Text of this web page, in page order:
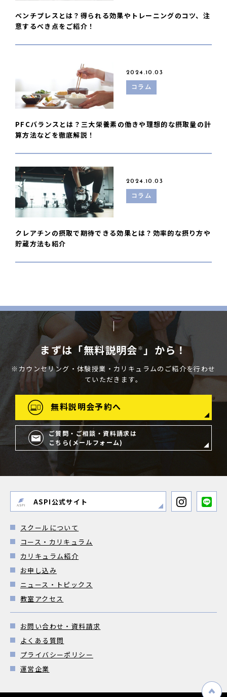
ベンチプレスとは？得られる効果やトレーニングのコツ、注
意するべき点をご紹介！
2024.10.03
コラム
PFCバランスとは？三大栄養素の働きや理想的な摂取量の計
算方法などを徹底解説！
2024.10.03
コラム
クレアチンの摂取で期待できる効果とは？効率的な摂り方や
貯蔵方法も紹介
まずは「無料説明会 ※ 」から！
※カウンセリング・体験授業・カリキュラムのご紹介を行わせ
ていただきます。
無料説明会予約へ
ご質問・ご相談・資料請求は
こちら(メールフォーム)
ASPI公式サイト
スクールについて
コース・カリキュラム
カリキュラム紹介
お申し込み
ニュース・トピックス
教室アクセス
お問い合わせ・資料請求
よくある質問
プライバシーポリシー
運営企業